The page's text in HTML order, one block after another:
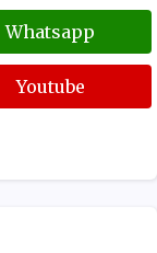
Whatsapp
Youtube